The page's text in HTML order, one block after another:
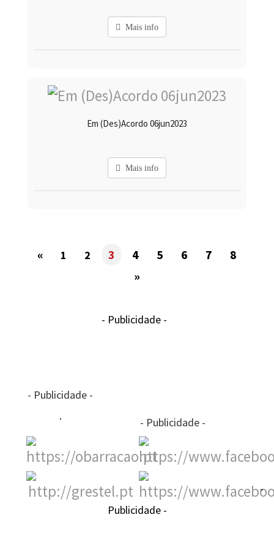
Mais info
Em (Des)Acordo 06jun2023
Mais info
« 1 2 3 4 5 6 7
8
»
- Publicidade -
- Publicidade -
- Publicidade -
-
Publicidade -